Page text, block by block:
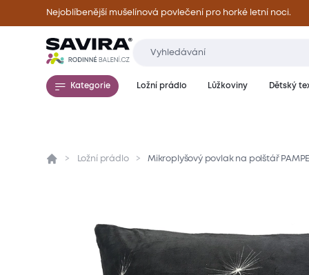
Nejoblíbenější mušelínová povlečení pro horké letní noci.
Kategorie Ložní prádlo Lůžkoviny Dětský
Přehled Parametry Popis produktu
Ložní prádlo Mikroplyšový povlak na polštář